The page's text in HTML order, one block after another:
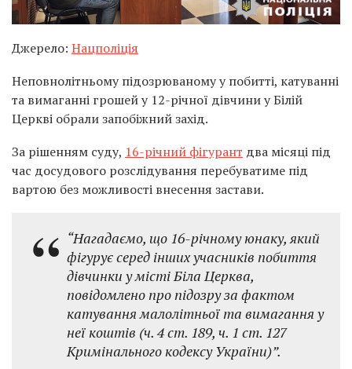
Джерело: Нацполіція
Неповнолітньому підозрюваному у побитті, катуванні
та вимаганні грошей у 12-річної дівчини у Білій
Церкві обрали запобіжний захід.
За рішенням суду, 16-річний фігурант два місяці під
час досудового розслідування перебуватиме під
вартою без можливості внесення застави.
“Нагадаємо, що 16-річному юнаку, який
фігурує серед інших учасників побиття
дівчинки у місті Біла Церква,
повідомлено про підозру за фактом
катування малолітньої та вимагання у
неї коштів (ч. 4 ст. 189, ч. 1 ст. 127
Кримінального кодексу України)”.